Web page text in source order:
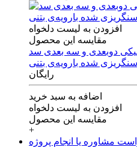
افزودن به لیست دلخواه
مقایسه این محصول
دوبعدی‌ و‌ سه بعدی‌ سد
رایگان
اضافه به سبد خرید
افزودن به لیست دلخواه
مقایسه این محصول
+
مشاوره یا انجام پروژه